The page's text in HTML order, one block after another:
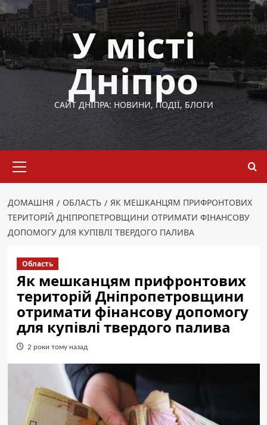
Перейти
до
вмісту
У місті
Дніпро
САЙТ ДНІПРА: НОВИНИ, ПОДІЇ, БЛОГИ
меню
ДОМАШНЯ ОБЛАСТЬ
ЯК МЕШКАНЦЯМ ПРИФРОНТОВИХ
ТЕРИТОРІЙ ДНІПРОПЕТРОВЩИНИ ОТРИМАТИ ФІНАНСОВУ
ДОПОМОГУ ДЛЯ КУПІВЛІ ТВЕРДОГО ПАЛИВА
Область
Як мешканцям прифронтових
територій Дніпропетровщини
отримати фінансову допомогу
для купівлі твердого палива
2 роки тому назад